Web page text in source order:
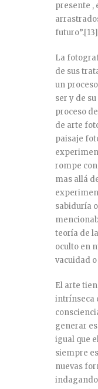
presente ,
futuro”.[13]
La
de sus
un
ser y de
proceso
de arte
paisaje
rompe
mas allá
sabiduría
teoría de
oculto en
vacuidad
El arte
intrínseca
generar
igual que
siempre
nuevas